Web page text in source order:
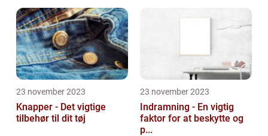
23 november 2023
Knapper - Det vigtige
tilbehør til dit tøj
23 november 2023
Indramning - En vigtig
faktor for at beskytte og
p...